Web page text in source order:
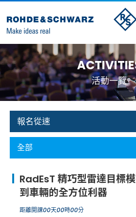
Activities
Contact Us
Member
Calendar
Member Login
Aerospace | Defense |
Broadcast and Media
活動一覽
報名從速
全部
RadEsT 精巧型雷達目標
到車輛的全方位利器
距離開課00天00時00分